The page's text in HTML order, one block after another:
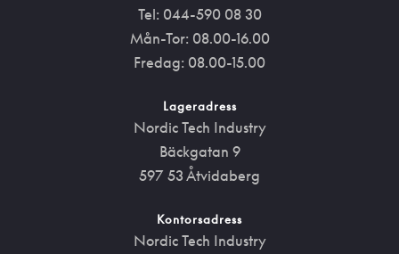
Tel: 044-590 08 30
Mån-Tor: 08.00-16.00
Fredag: 08.00-15.00
Lageradress
Nordic Tech Industry
Bäckgatan 9
597 53 Åtvidaberg
Kontorsadress
Nordic Tech Industry